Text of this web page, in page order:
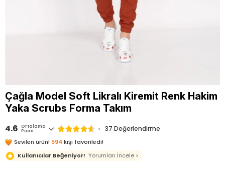
Çağla Model Soft Likralı Kiremit Renk Hakim
Yaka Scrubs Forma Takım
4.6 Ortalama
Puan 37 Değerlendirme
Sevilen ürün! 594 kişi favoriledi!
Kullanıcılar Beğeniyor! Yorumları İncele >